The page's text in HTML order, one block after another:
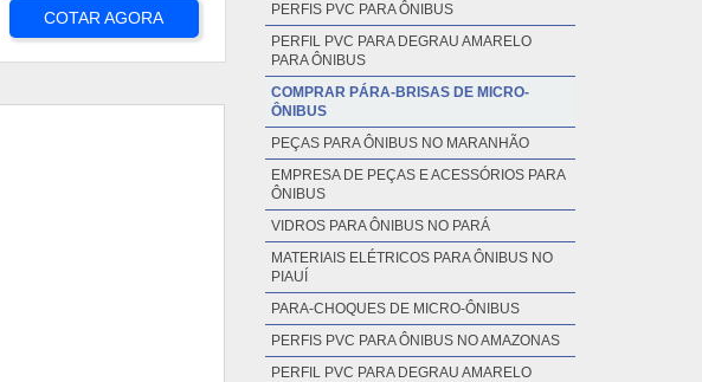
COTAR AGORA
PERFIS PVC PARA ÔNIBUS
PERFIL PVC PARA DEGRAU AMARELO
PARA ÔNIBUS
COMPRAR PÁRA-BRISAS DE MICRO-
ÔNIBUS
PEÇAS PARA ÔNIBUS NO MARANHÃO
EMPRESA DE PEÇAS E ACESSÓRIOS PARA
ÔNIBUS
VIDROS PARA ÔNIBUS NO PARÁ
MATERIAIS ELÉTRICOS PARA ÔNIBUS NO
PIAUÍ
PARA-CHOQUES DE MICRO-ÔNIBUS
PERFIS PVC PARA ÔNIBUS NO AMAZONAS
PERFIL PVC PARA DEGRAU AMARELO